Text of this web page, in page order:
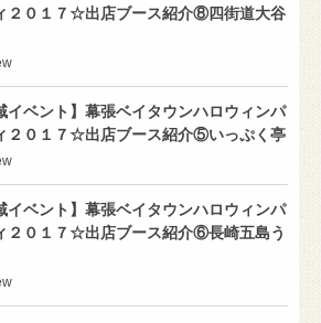
２０１７☆出店ブース紹介⑧四街道大谷
イベント】幕張ベイタウンハロウィンパ
２０１７☆出店ブース紹介⑤いっぷく亭
イベント】幕張ベイタウンハロウィンパ
２０１７☆出店ブース紹介⑥長崎五島う